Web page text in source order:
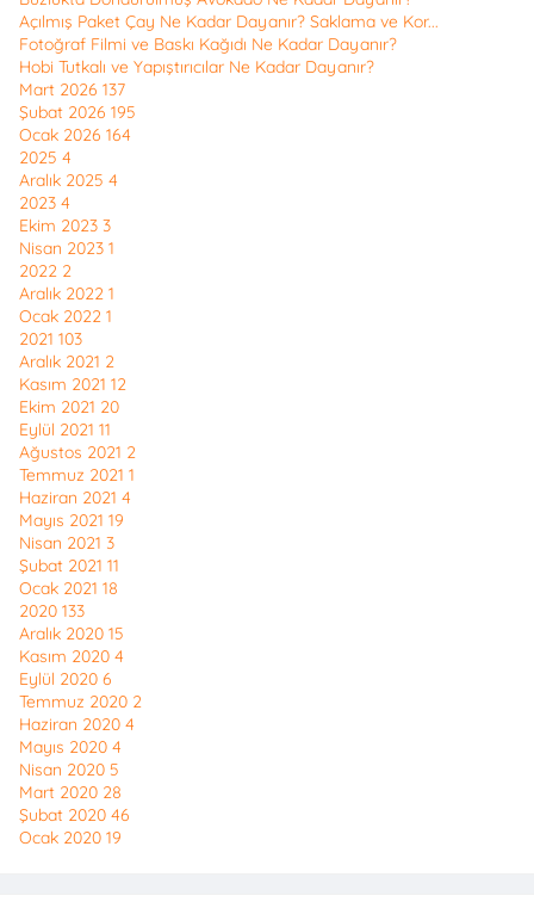
Açılmış Paket Çay Ne Kadar Dayanır? Saklama ve Kor...
Fotoğraf Filmi ve Baskı Kağıdı Ne Kadar Dayanır?
Hobi Tutkalı ve Yapıştırıcılar Ne Kadar Dayanır?
Mart 2026 137
Şubat 2026 195
Ocak 2026 164
2025 4
Aralık 2025 4
2023 4
Ekim 2023 3
Nisan 2023 1
2022 2
Aralık 2022 1
Ocak 2022 1
2021 103
Aralık 2021 2
Kasım 2021 12
Ekim 2021 20
Eylül 2021 11
Ağustos 2021 2
Temmuz 2021 1
Haziran 2021 4
Mayıs 2021 19
Nisan 2021 3
Şubat 2021 11
Ocak 2021 18
2020 133
Aralık 2020 15
Kasım 2020 4
Eylül 2020 6
Temmuz 2020 2
Haziran 2020 4
Mayıs 2020 4
Nisan 2020 5
Mart 2020 28
Şubat 2020 46
Ocak 2020 19